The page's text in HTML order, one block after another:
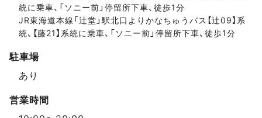
統に乗車、「ソニー前」停留所下車、徒歩1分
JR東海道本線「辻堂」駅北口よりかなちゅうバス【辻09】系
統、【藤21】系統に乗車、「ソニー前」停留所下車、徒歩1分
駐車場
あり
営業時間